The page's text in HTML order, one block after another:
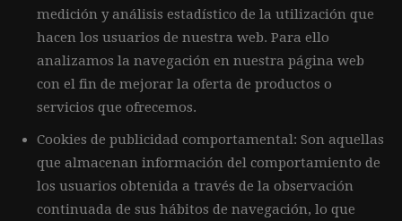
medición y análisis estadístico de la utilización que
hacen los usuarios de nuestra web. Para ello
analizamos la navegación en nuestra página web
con el fin de mejorar la oferta de productos o
servicios que ofrecemos.
Cookies de publicidad comportamental: Son aquellas
que almacenan información del comportamiento de
los usuarios obtenida a través de la observación
continuada de sus hábitos de navegación, lo que